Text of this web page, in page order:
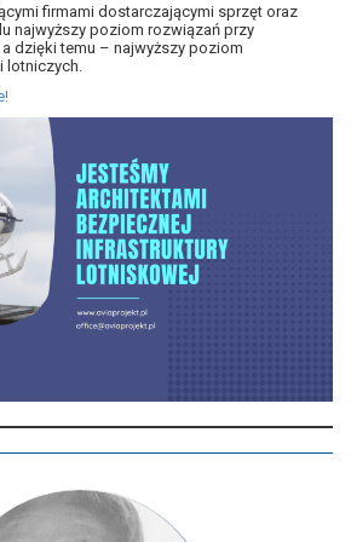
firmami dostarczającymi sprzęt oraz
najwyższy poziom rozwiązań przy
dzięki temu – najwyższy poziom